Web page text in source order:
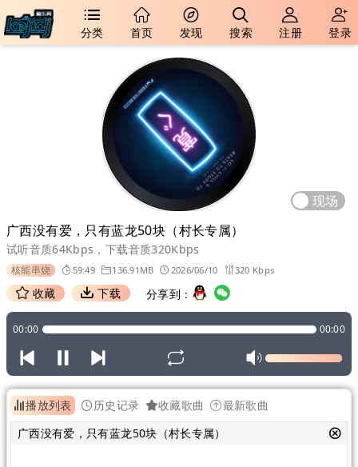
分类 首页 发现 搜索 注册 登录
现场
广西没有爱，只有蓝龙50块（村长专属）
试听音质64Kbps，下载音质320Kbps
核能串烧 59:49 136.91MB 2026/06/10 320 Kbps
收藏 下载 分享到：
00:00 00:00
播放列表 历史记录 收藏歌曲
最新歌曲
广西没有爱，只有蓝龙50块（村长专属）